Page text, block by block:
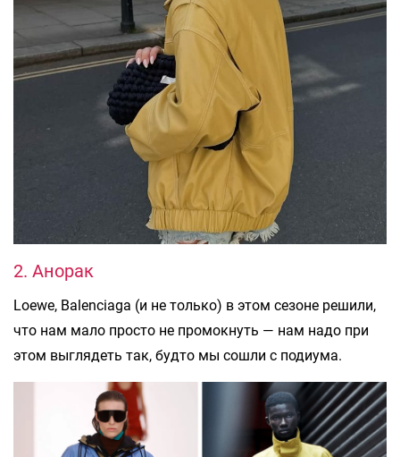
2. Анорак
Loewe, Balenciaga (и не только) в этом сезоне решили,
что нам мало просто не промокнуть — нам надо при
этом выглядеть так, будто мы сошли с подиума.